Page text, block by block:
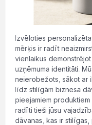
Izvēloties
mērķis ir radīt
vienlaikus
uzņēmuma identitāti.
neierobežots, sākot ar
līdz stilīgām biznesa
pieejamiem
radīti tieši jūsu
dāvanas, kas ir